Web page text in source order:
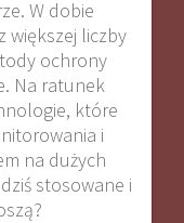
W dobie
większej liczby
ochrony
Na ratunek
które
i
na dużych
stosowane i